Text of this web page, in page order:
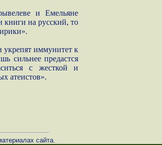
и Емельяне
книги на русский, то
укрепят иммунитет к
сильнее предастся
с жесткой и
атеистов».
сайта.